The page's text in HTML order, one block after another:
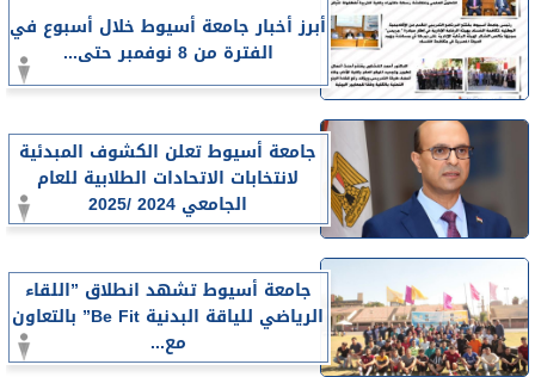
أبرز أخبار جامعة أسيوط خلال أسبوع في
الفترة من 8 نوفمبر حتى...
جامعة أسيوط تعلن الكشوف المبدئية
لانتخابات الاتحادات الطلابية للعام
الجامعي 2024 /2025
جامعة أسيوط تشهد انطلاق ”اللقاء
الرياضي للياقة البدنية Be Fit” بالتعاون
مع...